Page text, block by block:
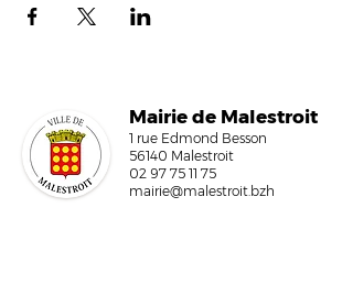
Mairie de Malestroit
1 rue Edmond Besson
56140 Malestroit
02 97 75 11 75
mairie@malestroit.bzh